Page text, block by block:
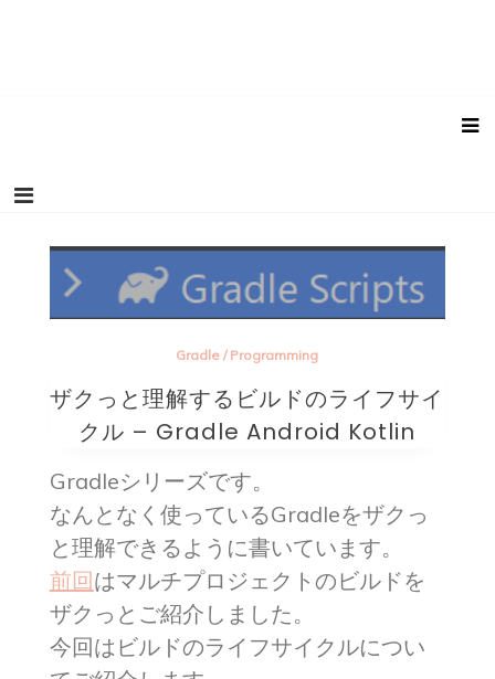
Gradle / Programming
ザクっと理解するビルドのライフサイ
クル – Gradle Android Kotlin
Gradleシリーズです。
なんとなく使っているGradleをザクっ
と理解できるように書いています。
前回はマルチプロジェクトのビルドを
ザクっとご紹介しました。
今回はビルドのライフサイクルについ